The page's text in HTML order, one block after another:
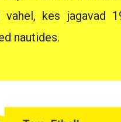
vahel, kes jagavad
nautides.